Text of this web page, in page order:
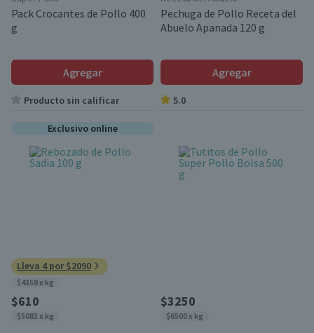
Pack Crocantes de Pollo 400
g
Agregar
Producto sin calificar
Pechuga de Pollo Receta del
Abuelo Apanada 120 g
Agregar
5.0
Exclusivo online
Lleva 4 por $2090
$4358 x kg
$610
$5083 x kg
$3250
$6500 x kg